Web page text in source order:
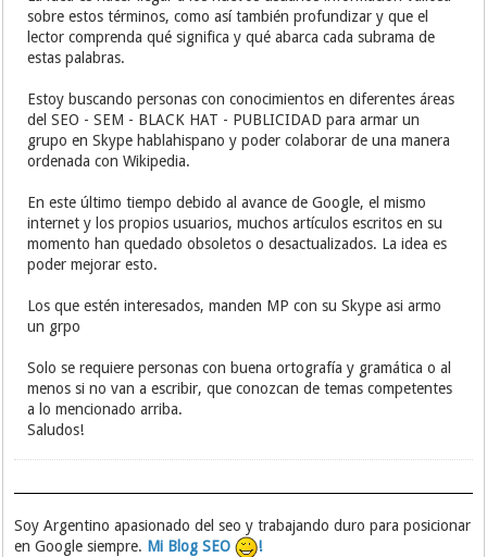
sobre estos términos, como así también profundizar y que el
lector comprenda qué significa y qué abarca cada subrama de
estas palabras.
Estoy buscando personas con conocimientos en diferentes áreas
del SEO - SEM - BLACK HAT - PUBLICIDAD para armar un
grupo en Skype hablahispano y poder colaborar de una manera
ordenada con Wikipedia.
En este último tiempo debido al avance de Google, el mismo
internet y los propios usuarios, muchos artículos escritos en su
momento han quedado obsoletos o desactualizados. La idea es
poder mejorar esto.
Los que estén interesados, manden MP con su Skype asi armo
un grpo
Solo se requiere personas con buena ortografía y gramática o al
menos si no van a escribir, que conozcan de temas competentes
a lo mencionado arriba.
Saludos!
Soy Argentino apasionado del seo y trabajando duro para posicionar
en Google siempre. Mi Blog SEO !